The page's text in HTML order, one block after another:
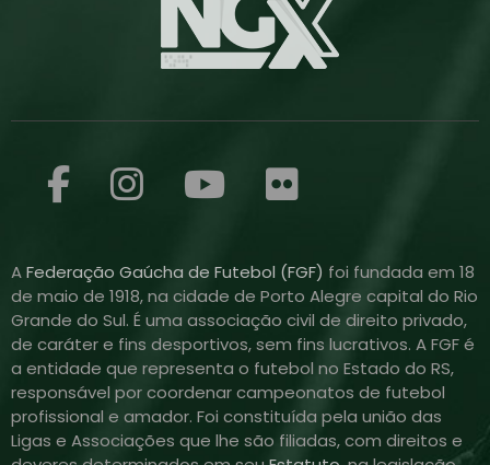
AFederação Gaúcha de Futebol (FGF) foi fundada em 18
de maio de 1918, na cidade de Porto Alegre capital do Rio
Grande do Sul. É uma associação civil de direito privado,
de caráter e fins desportivos, sem fins lucrativos. A FGF é
a entidade que representa o futebol no Estado do RS,
responsável por coordenar campeonatos de futebol
profissional e amador. Foi constituída pela união das
Ligas e Associações que lhe são filiadas, com direitos e